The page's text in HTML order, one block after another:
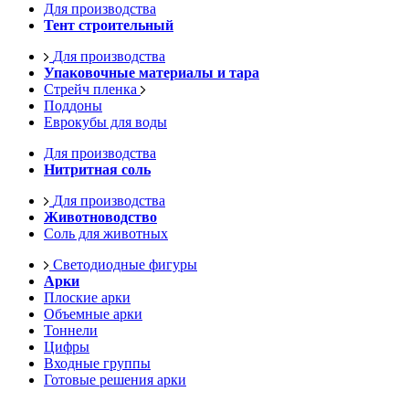
Для производства
Тент строительный
Для производства
Упаковочные материалы и тара
Стрейч пленка
Поддоны
Еврокубы для воды
Для производства
Нитритная соль
Для производства
Животноводство
Соль для животных
Светодиодные фигуры
Арки
Плоские арки
Объемные арки
Тоннели
Цифры
Входные группы
Готовые решения арки